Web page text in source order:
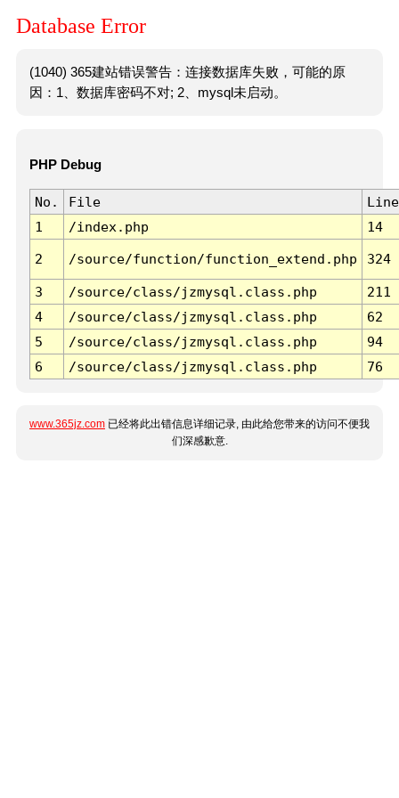
Database Error
(1040) 365建站错误警告：连接数据库失败，可能的原
因：1、数据库密码不对; 2、mysql未启动。
PHP Debug
No. File
Line
1
/index.php 14
2 /source/function/function_extend.php 324
3 /source/class/jzmysql.class.php
211
4
/source/class/jzmysql.class.php
62
5
/source/class/jzmysql.class.php
94
6
/source/class/jzmysql.class.php 76
www.365jz.com 已经将此出错信息详细记录, 由此给您带来的访问不便我
们深感歉意.